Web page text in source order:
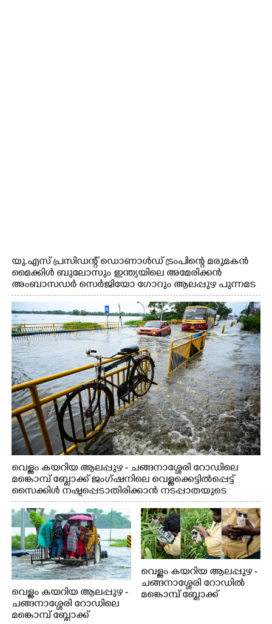
യു.എസ് പ്രസിഡന്റ് ഡൊണാൾഡ് ട്രംപിന്റെ മരുമകൻ
മൈക്കിൾ ബുലോസും ഇന്ത്യയിലെ അമേരിക്കൻ
അംബാസഡർ സെർജിയോ ഗോറും ആലപ്പുഴ പുന്നമട
കായലിൽ ഹൗസ്ബോട്ട് യാത്രയ്ക്ക് ശേഷം പുറത്തേയ്ക്ക്
വന്നപ്പോൾ
വെള്ളം കയറിയ ആലപ്പുഴ - ചങ്ങനാശ്ശേരി റോഡിലെ
മങ്കൊമ്പ് ബ്ലോക്ക് ജംഗ്ഷനിലെ വെള്ളക്കെട്ടിൽപ്പെട്ട്
സൈക്കിൾ നഷ്ടപ്പെടാതിരിക്കാൻ നടപ്പാതയുടെ
കൈവരിയിൽ കെട്ടിവച്ചിരിക്കുന്ന കാഴ്ച
വെള്ളം കയറിയ ആലപ്പുഴ -
ചങ്ങനാശ്ശേരി റോഡിലെ
മങ്കൊമ്പ് ബ്ലോക്ക്
വെള്ളം കയറിയ ആലപ്പുഴ -
ചങ്ങനാശ്ശേരി റോഡിൽ
മങ്കൊമ്പ് ബ്ലോക്ക്